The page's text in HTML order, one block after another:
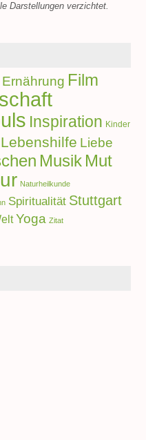
Darstellungen verzichtet.
Ernährung Film
Inspiration Kinder
Lebenshilfe Liebe
Musik Mut
Naturheilkunde
Spiritualität Stuttgart
Yoga Zitat